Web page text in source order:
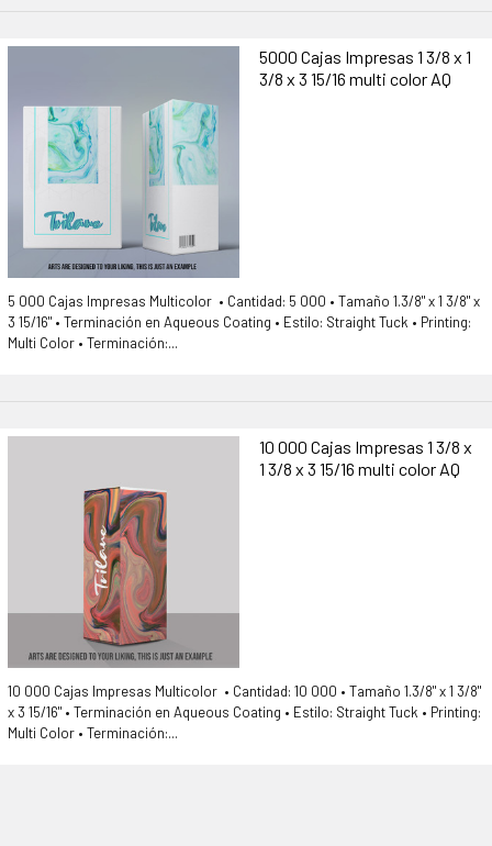
5000 Cajas Impresas 1 3/8 x 1
3/8 x 3 15/16 multi color AQ
5 000 Cajas Impresas Multicolor • Cantidad: 5 000 • Tamaño 1.3/8" x 1 3/8" x
3 15/16" • Terminación en Aqueous Coating • Estilo: Straight Tuck • Printing:
Multi Color • Terminación:...
10 000 Cajas Impresas 1 3/8 x
1 3/8 x 3 15/16 multi color AQ
10 000 Cajas Impresas Multicolor • Cantidad: 10 000 • Tamaño 1.3/8" x 1 3/8"
x 3 15/16" • Terminación en Aqueous Coating • Estilo: Straight Tuck • Printing:
Multi Color • Terminación:...